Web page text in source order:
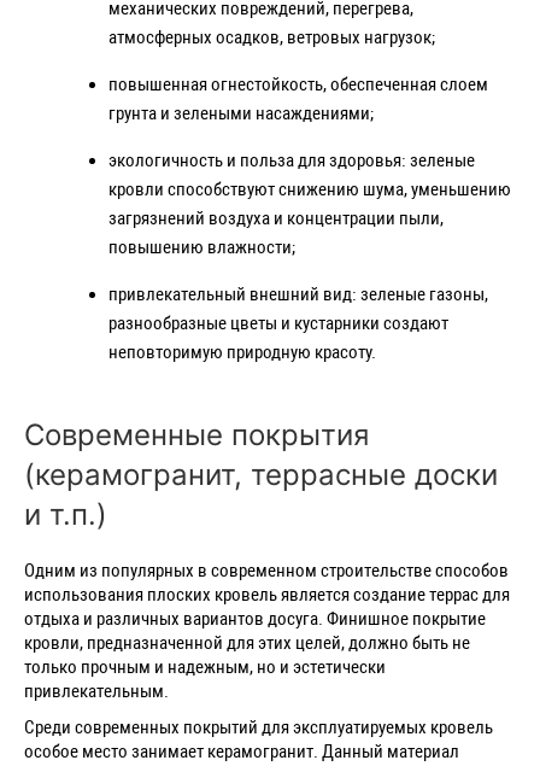
механических повреждений, перегрева,
атмосферных осадков, ветровых нагрузок;
повышенная огнестойкость, обеспеченная слоем
грунта и зелеными насаждениями;
экологичность и польза для здоровья: зеленые
кровли способствуют снижению шума, уменьшению
загрязнений воздуха и концентрации пыли,
повышению влажности;
привлекательный внешний вид: зеленые газоны,
разнообразные цветы и кустарники создают
неповторимую природную красоту.
Современные покрытия
(керамогранит, террасные доски
и т.п.)
Одним из популярных в современном строительстве способов
использования плоских кровель является создание террас для
отдыха и различных вариантов досуга. Финишное покрытие
кровли, предназначенной для этих целей, должно быть не
только прочным и надежным, но и эстетически
привлекательным.
Среди современных покрытий для эксплуатируемых кровель
особое место занимает керамогранит. Данный материал